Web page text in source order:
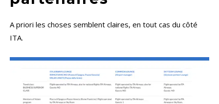
A priori les choses semblent claires, en tout cas du côté
ITA.